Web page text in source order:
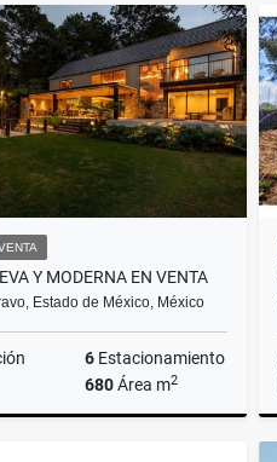
Venta
$2,050,000
Y MODERNA EN VENTA
Estado de México, México
6 Estacionamiento
680Área m2